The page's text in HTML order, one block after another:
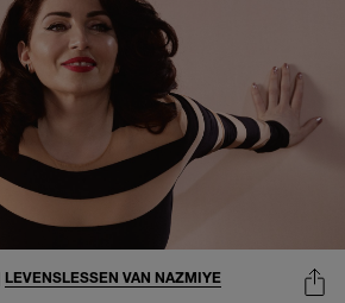
LEVENSLESSEN VAN NAZMIYE